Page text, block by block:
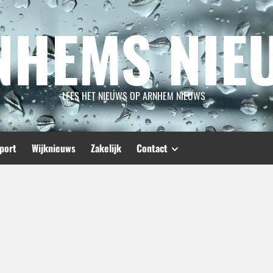
LEES HET NIEUWS OP ARNHEM NIEUWS
Wijknieuws Zakelijk Contact